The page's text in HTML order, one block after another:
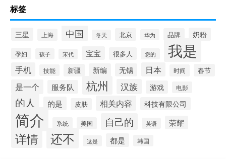
标签
三星 上海 中国 冬天 北京 华为 品牌 奶粉
孕妇 孩子 宋代 宝宝 很多人 您的 我是
手机 技能 新疆 新编 无锡 日本 时间 春节
是一个 服务队 杭州 汉族 游戏 电影
的人 的是 皮肤 相关内容 科技有限公司
简介 系统 美国 自己的 英语 荣耀
详情 还不 这是 都是 韩国